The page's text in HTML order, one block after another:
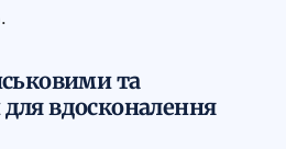
та
вдосконалення